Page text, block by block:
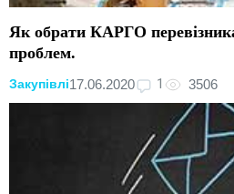
Як обрати КАРГО
проблем.
Закупівлі17.06.2020 1 3506